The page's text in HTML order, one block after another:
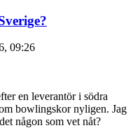
09:26
en leverantör i södra
bowlingskor nyligen. Jag
någon som vet nåt?